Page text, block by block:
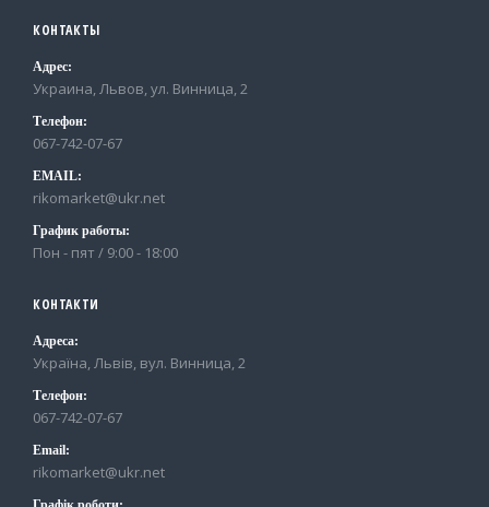
КОНТАКТЫ
Адрес:
Украина, Львов, ул. Винница, 2
Телефон:
067-742-07-67
EMAIL:
rikomarket@ukr.net
График работы:
Пон - пят / 9:00 - 18:00
КОНТАКТИ
Адреса:
Україна, Львів, вул. Винница, 2
Телефон:
067-742-07-67
Email:
rikomarket@ukr.net